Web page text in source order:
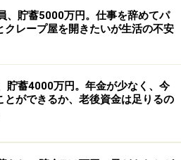
すなどして対応しています。
手放すことなども考えました
のまま2台どうしても必要で
、貯蓄5000万円。仕事を辞めてパ
クレープ屋を開きたいが生活の不安
貯蓄4000万円。年金が少なく、今
とができるか、老後資金は足りるの